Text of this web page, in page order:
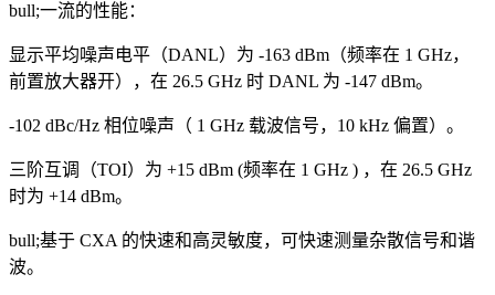
bull;一流的性能：
显示平均噪声电平（DANL）为 -163 dBm（频率在 1 GHz，
前置放大器开），在 26.5 GHz 时 DANL 为 -147 dBm。
-102 dBc/Hz 相位噪声（ 1 GHz 载波信号，10 kHz 偏置）。
三阶互调（TOI）为 +15 dBm (频率在 1 GHz ) ，在 26.5 GHz
时为 +14 dBm。
bull;基于 CXA 的快速和高灵敏度，可快速测量杂散信号和谐
波。